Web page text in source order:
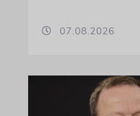
07.08.2026